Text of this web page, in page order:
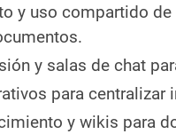
y uso compartido
y salas de chat
para centralizar
y wikis para